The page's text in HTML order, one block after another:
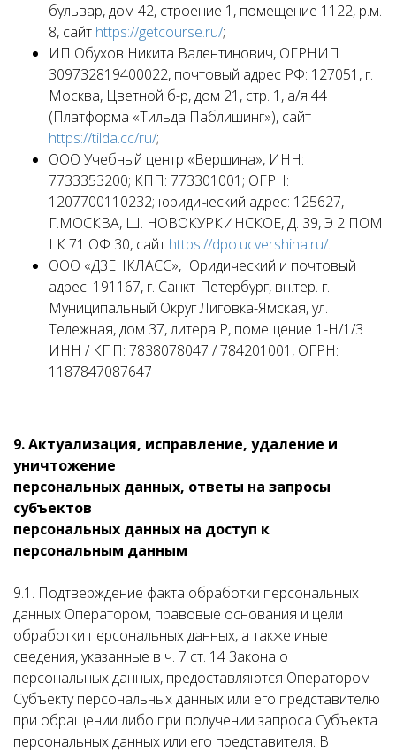
бульвар, дом 42, строение 1, помещение 1122, р.м.
8, сайт https://getcourse.ru/;
ИП Обухов Никита Валентинович, ОГРНИП
309732819400022, почтовый адрес РФ: 127051, г.
Москва, Цветной б-р, дом 21, стр. 1, а/я 44
(Платформа «Тильда Паблишинг»), сайт
https://tilda.cc/ru/;
ООО Учебный центр «Вершина», ИНН:
7733353200; КПП: 773301001; ОГРН:
1207700110232; юридический адрес: 125627,
Г.МОСКВА, Ш. НОВОКУРКИНСКОЕ, Д. 39, Э 2 ПОМ
I К 71 ОФ 30, сайт https://dpo.ucvershina.ru/.
ООО «ДЗЕНКЛАСС», Юридический и почтовый
адрес: 191167, г. Санкт-Петербург, вн.тер. г.
Муниципальный Округ Лиговка-Ямская, ул.
Тележная, дом 37, литера Р, помещение 1-Н/1/3
ИНН / КПП: 7838078047 / 784201001, ОГРН:
1187847087647
9. Актуализация, исправление, удаление и
уничтожение
персональных данных, ответы на запросы
субъектов
персональных данных на доступ к
персональным данным
9.1. Подтверждение факта обработки персональных
данных Оператором, правовые основания и цели
обработки персональных данных, а также иные
сведения, указанные в ч. 7 ст. 14 Закона о
персональных данных, предоставляются Оператором
Субъекту персональных данных или его представителю
при обращении либо при получении запроса Субъекта
персональных данных или его представителя. В